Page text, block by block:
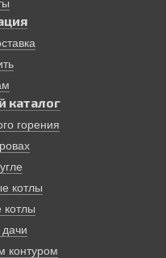
котел может стать
Так, он работает без
на самом доступном
– дровах. КПД
пиролизных котлов
терморегуляторы и
Время от закладки
часов.
на твердотопливном
просто и надежно.
каталог
горения
котлы
котлы
контуром